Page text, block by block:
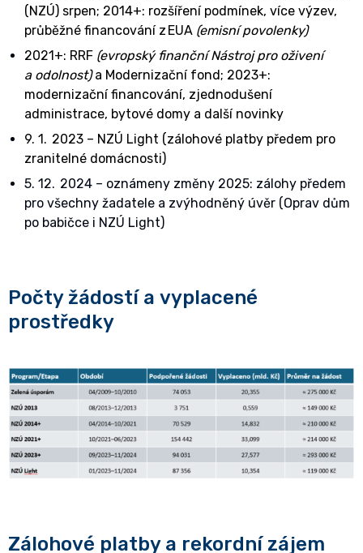
(NZÚ) srpen; 2014+: rozšíření podmínek, více výzev,
průběžné financování z EUA (emisní povolenky)
2021+: RRF (evropský finanční Nástroj pro oživení
a odolnost)a Modernizační fond; 2023+:
modernizační financování, zjednodušení
administrace, bytové domy a další novinky
9. 1. 2023 – NZÚ Light (zálohové platby předem pro
zranitelné domácnosti)
5. 12. 2024 – oznámeny změny 2025: zálohy předem
pro všechny žadatele a zvýhodněný úvěr (Oprav dům
po babičce i NZÚ Light)
Počty žádostí a vyplacené
prostředky
Zálohové platby a rekordní zájem